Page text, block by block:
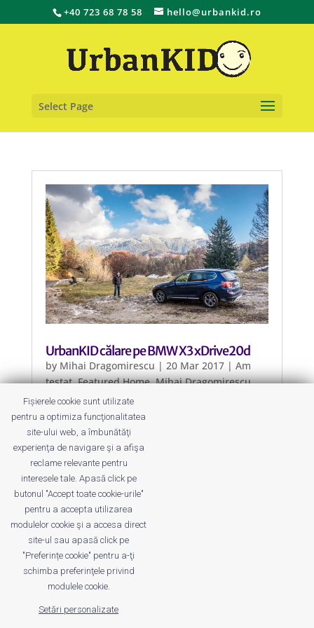
+40 723 68 78 58 hello@urbankid.ro
Select Page
UrbanKID călare pe BMW X3 xDrive20d
by Mihai Dragomirescu | 20 Mar 2017| Am
testat,Featured Home,Mihai Dragomirescu
BMW Group mi-a oferit șansa să îmi
plimb familia câteva zile bune cu un
BMW X3 xDrive20d echipat de top și
tare greu ne-am mai despărțit de ea.
Despre noi Publicitate
Privacy
© UrbanKID. Proiect dezvoltat de Dana și
Fișierele cookie sunt utilizate
pentru a optimiza funcţionalitatea
site-ului web, a îmbunătăţi
experienţa de navigare şi a afişa
reclame relevante pentru
interesele tale. Apasă click pe
butonul "Accept toate cookie-urile"
pentru a accepta utilizarea
modulelor cookie şi a accesa direct
site-ul sau apasă click pe
"Preferințe cookie" pentru a-ţi
schimba preferinţele privind
modulele cookie.
Setări personalizate